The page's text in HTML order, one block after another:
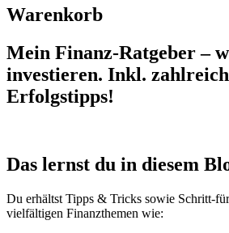
Warenkorb
Mein Finanz-Ratgeber –
investieren. Inkl.
Erfolgstipps!
Das lernst du in diesem
Du erhältst Tipps & Tricks sowie Schritt-
vielfältigen Finanzthemen wie: